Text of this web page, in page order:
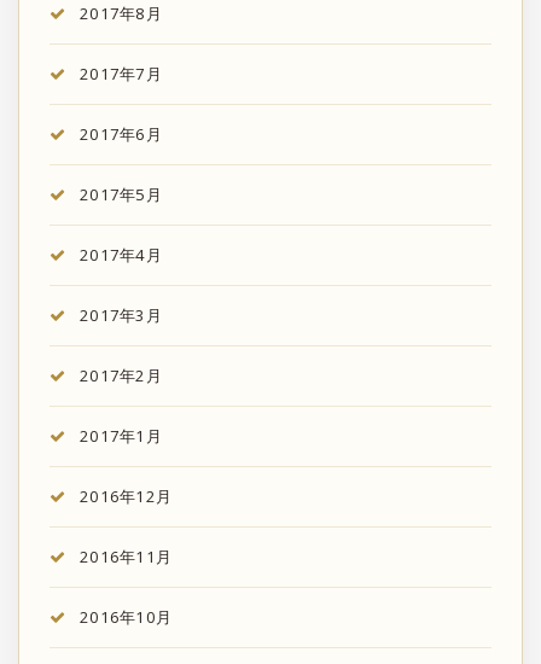
2017年8月
2017年7月
2017年6月
2017年5月
2017年4月
2017年3月
2017年2月
2017年1月
2016年12月
2016年11月
2016年10月